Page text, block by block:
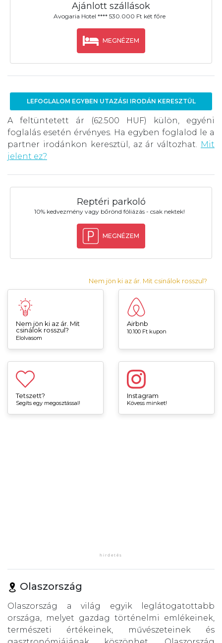
Ajánlott szállások
Avogaria Hotel **** 530.000 Ft két főre
MEGNÉZEM
LEFOGLALOM EGYBEN UTAZÁSI IRODÁN KERESZTÜL
A feltüntetett ár (62.500 HUF) külön, egyéni
foglalás esetén érvényes. Ha egyben foglalod le a
partner irodánkon keresztül, az ár változhat.
Mit
jelent ez?
Reptéri parkoló
10% kedvezmény vagy bőrönd fóliázás - csak nektek!
MEGNÉZEM
Nem jön ki az ár. Mit csinálok rosszul?
Nem jön ki az ár. Mit
csinálok rosszul?
Elolvasom
Airbnb
10.100 Ft kupon
Tetszett?
Segíts egy megosztással!
Instagram
Kövess minket!
Olaszország
Olaszország a világ egyik leglátogatottabb
országa, melyet gazdag történelmi emlékeinek,
természeti értékeinek, művészeteinek és